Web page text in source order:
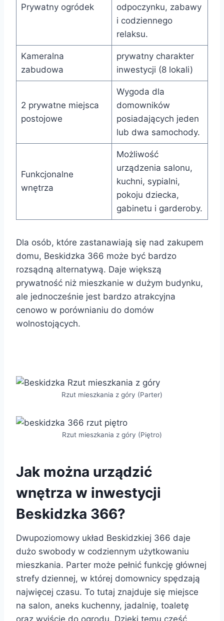
Prywatny ogródek
odpoczynku, zabawy
i codziennego
relaksu.
Kameralna
zabudowa
prywatny charakter
inwestycji (8 lokali)
2 prywatne miejsca
postojowe
Wygoda dla
domowników
posiadających jeden
lub dwa samochody.
Funkcjonalne
wnętrza
Możliwość
urządzenia salonu,
kuchni, sypialni,
pokoju dziecka,
gabinetu i garderoby.
Dla osób, które zastanawiają się nad zakupem
domu, Beskidzka 366 może być bardzo
rozsądną alternatywą. Daje większą
prywatność niż mieszkanie w dużym budynku,
ale jednocześnie jest bardzo atrakcyjna
cenowo w porównianiu do domów
wolnostojących.
Rzut mieszkania z góry (Parter)
Rzut mieszkania z góry (Piętro)
Jak można urządzić
wnętrza w inwestycji
Beskidzka 366?
Dwupoziomowy układ Beskidzkiej 366 daje
dużo swobody w codziennym użytkowaniu
mieszkania. Parter może pełnić funkcję głównej
strefy dziennej, w której domownicy spędzają
najwięcej czasu. To tutaj znajduje się miejsce
na salon, aneks kuchenny, jadalnię, toaletę